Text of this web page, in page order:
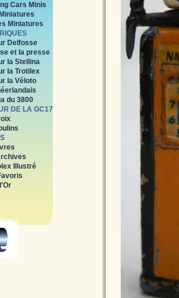
Cars Minis
Miniatures
Delfosse
et la presse
la Stellina
la Trotilex
la Véloto
du 3800
DE LA GC17
Illustré